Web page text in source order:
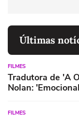
Últimas
FILMES
Tradutora de 'A
Nolan:
FILMES